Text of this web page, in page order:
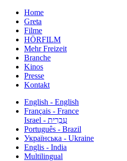
Home
Greta
Filme
HÖRFILM
Mehr Freizeit
Branche
Kinos
Presse
Kontakt
English - English
Français - France
עִבְרִית - Israel
Português - Brazil
Українська - Ukraine
Englis - India
Multilingual